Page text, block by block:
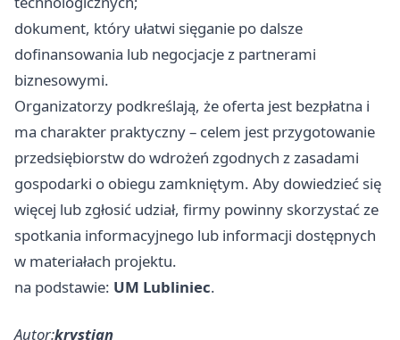
dokument, który ułatwi sięganie po dalsze
dofinansowania lub negocjacje z partnerami
biznesowymi.
Organizatorzy podkreślają, że oferta jest bezpłatna i
ma charakter praktyczny – celem jest przygotowanie
przedsiębiorstw do wdrożeń zgodnych z zasadami
gospodarki o obiegu zamkniętym. Aby dowiedzieć się
więcej lub zgłosić udział, firmy powinny skorzystać ze
spotkania informacyjnego lub informacji dostępnych
w materiałach projektu.
na podstawie: UM Lubliniec.
Autor:krystian